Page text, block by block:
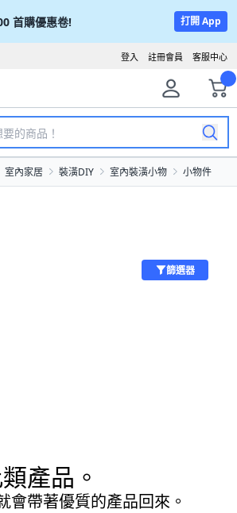
首購優惠卷! 打開 App
客服中心
註冊會員
登入
室內家居 裝潢DIY 室內裝潢小物 小物件
篩選器
產品。
會帶著優質的產品回來。